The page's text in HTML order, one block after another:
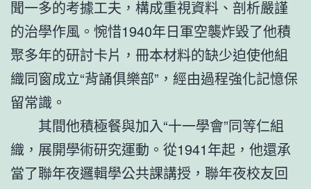
聞一多的考據工夫，構成重視資料、剖析嚴謹
的治學作風。惋惜1940年日軍空襲炸毀了他積
聚多年的研討卡片，冊本材料的缺少迫使他組
織同窗成立“背誦俱樂部”，經由過程強化記憶保
留常識。
其間他積極餐與加入“十一學會”同等仁組
織，展開學術研究運動。從1941年起，他還承
當了聯年夜邏輯學公共課講授，聯年夜校友回